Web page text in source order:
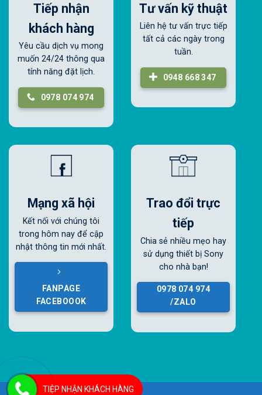
Tiếp nhận
khách hàng
Yêu cầu dịch vụ mong
muốn 24/24 thông qua
tính năng đặt lịch.
0978 074 974
Tư vấn kỹ thuật
Liên hệ tư vấn trực tiếp
tất cả các ngày trong
tuần.
0948 668 347
Mạng xã hội
Kết nối với chúng tôi
trong hôm nay để cập
nhật thông tin mới nhất.
FANPAGE
FACEBOOOK
Trao đổi trực
tiếp
Chia sẻ nhiều mẹo hay
sử dụng thiết bị Sony
cho nhà bạn!
0978 074 974
/ZALO
TIỆP NHẬN KHÁCH HÀNG